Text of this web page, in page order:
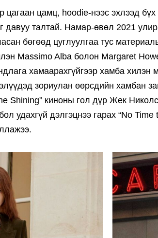
цамц, hoodie-нээс эхлээд
давуу талтай. Намар-өвөл 2021
бөгөөд цуглуулгаа тус
Massimo Alba болон Margaret
хамаарахгүйгээр хамба
зориулан өөрсдийн хамбан
Shining” киноны гол дүр Жек
удахгүй дэлгэцнээ гарах “No